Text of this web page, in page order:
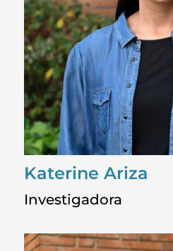
Katerine Ariza
Investigadora